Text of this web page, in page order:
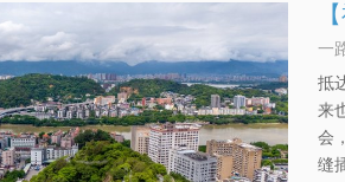
一
抵
来
会
缝